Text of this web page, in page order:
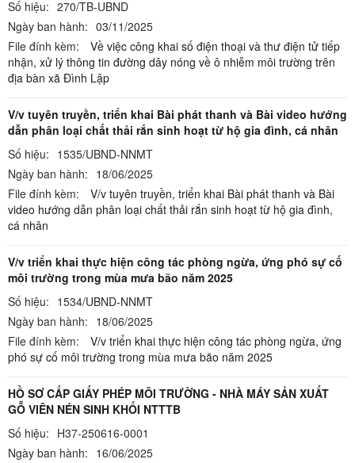
Số hiệu: 270/TB-UBND
Ngày ban hành: 03/11/2025
File đính kèm:
Về việc công khai số điện thoại và thư điện tử tiếp
nhận, xử lý thông tin đường dây nóng về ô nhiễm môi trường trên
địa bàn xã Đình Lập
V/v tuyên truyền, triển khai Bài phát thanh và Bài video hướng
dẫn phân loại chất thải rắn sinh hoạt từ hộ gia đình, cá nhân
Số hiệu: 1535/UBND-NNMT
Ngày ban hành: 18/06/2025
File đính kèm:
V/v tuyên truyền, triển khai Bài phát thanh và Bài
video hướng dẫn phân loại chất thải rắn sinh hoạt từ hộ gia đình,
cá nhân
V/v triển khai thực hiện công tác phòng ngừa, ứng phó sự cố
môi trường trong mùa mưa bão năm 2025
Số hiệu: 1534/UBND-NNMT
Ngày ban hành: 18/06/2025
File đính kèm:
V/v triển khai thực hiện công tác phòng ngừa, ứng
phó sự cố môi trường trong mùa mưa bão năm 2025
HỒ SƠ CẤP GIẤY PHÉP MÔI TRƯỜNG - NHÀ MÁY SẢN XUẤT
GỖ VIÊN NÉN SINH KHỐI NTTTB
Số hiệu: H37-250616-0001
Ngày ban hành: 16/06/2025